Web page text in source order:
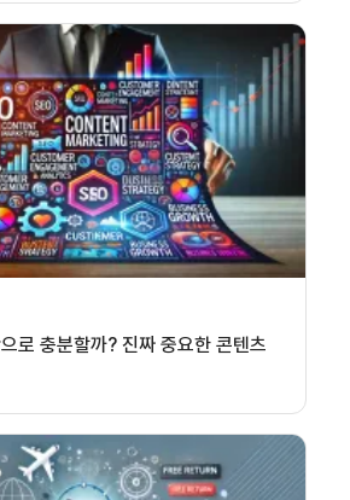
로 충분할까? 진짜 중요한 콘텐츠